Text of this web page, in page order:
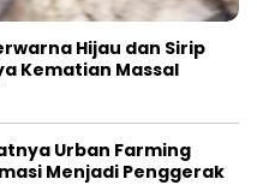
Hijau dan Sirip
Kematian Massal
Urban Farming
Menjadi Penggerak